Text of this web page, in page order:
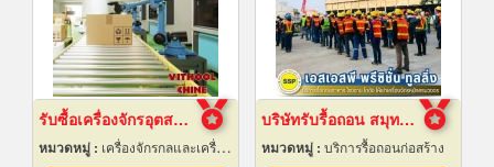
รับซื้อเครื่องจักรอุตสาหกรรมมือสอง
หมวดหมู่ : เครื่องจักรกลและเครื่องมือกล
บริษัทรับรื้อถอน สมุทรปราการ
หมวดหมู่ : บริการรื้อถอนก่อสร้าง